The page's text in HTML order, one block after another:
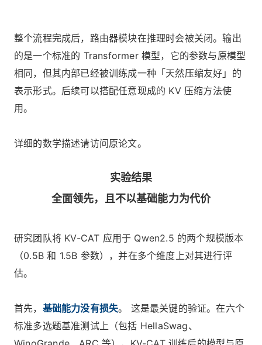
整个流程完成后，路由器模块在推理时会被关闭。输出
的是一个标准的 Transformer 模型，它的参数与原模型
相同，但其内部已经被训练成一种「天然压缩友好」的
表示形式。后续可以搭配任意现成的 KV 压缩方法使
用。
详细的数学描述请访问原论文。
实验结果
全面领先，且不以基础能力为代价
研究团队将 KV-CAT 应用于 Qwen2.5 的两个规模版本
（0.5B 和 1.5B 参数），并在多个维度上对其进行评
估。
首先， 基础能力没有损失。 这是最关键的验证。在六个
标准多选题基准测试上（包括 HellaSwag、